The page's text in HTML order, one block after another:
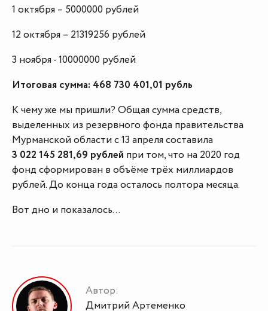
1 октября – 5000000 рублей
12 октября – 21319256 рублей
3 ноября - 10000000 рублей
Итоговая сумма: 468 730 401,01 рубль
К чему же мы пришли? Общая сумма средств,
выделенных из резервного фонда правительства
Мурманской области с 13 апреля составила
3 022 145 281,69 рублей при том, что на 2020 год
фонд сформирован в объёме трёх миллиардов
рублей. До конца года осталось полтора месяца.
Вот дно и показалось…
Автор:
Дмитрий Артеменко